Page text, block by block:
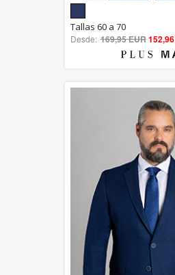
out of 5
Tallas 60 a 70
Desde: 169,95 EUR